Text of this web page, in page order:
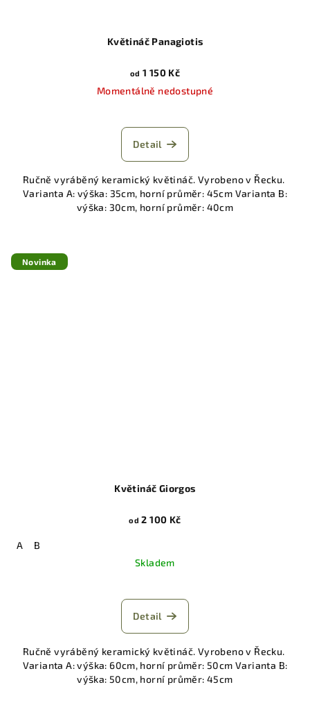
Květináč Panagiotis
od 1 150 Kč
Momentálně nedostupné
Detail
Ručně vyráběný keramický květináč. Vyrobeno v Řecku.
Varianta A: výška: 35cm, horní průměr: 45cm Varianta B:
výška: 30cm, horní průměr: 40cm
Novinka
Květináč Giorgos
od 2 100 Kč
A
B
Skladem
Detail
Ručně vyráběný keramický květináč. Vyrobeno v Řecku.
Varianta A: výška: 60cm, horní průměr: 50cm Varianta B:
výška: 50cm, horní průměr: 45cm